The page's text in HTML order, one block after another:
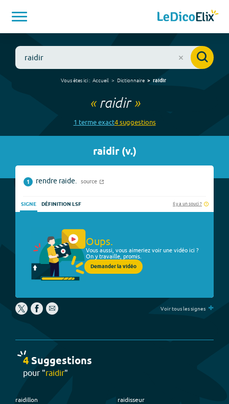
Vous êtes ici : Accueil Dictionnaire raidir
« raidir»
1 termeexact4suggestions
raidir(v.)
1 rendre raide. source
SIGNE DÉFINITION LSF Il y a un souci ?
Oups.
Vous aussi, vous aimeriez voir une vidéo ici ?
On y travaille, promis.
Demander la vidéo
Voir tous les signes +
4Suggestions
pour "raidir"
raidillon
raidisseur